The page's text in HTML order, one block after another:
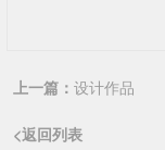
上一篇： 设计作品
<返回列表